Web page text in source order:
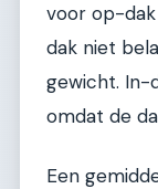
voor op-
dak niet
gewicht. In-
omdat de
Een